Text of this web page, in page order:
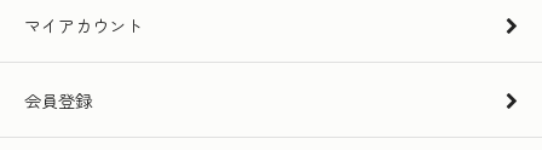
マイアカウント
会員登録